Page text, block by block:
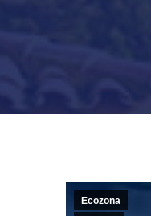
Ecozona